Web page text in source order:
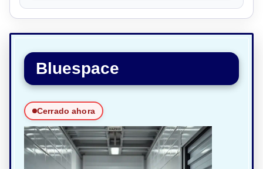
Bluespace
Cerrado ahora